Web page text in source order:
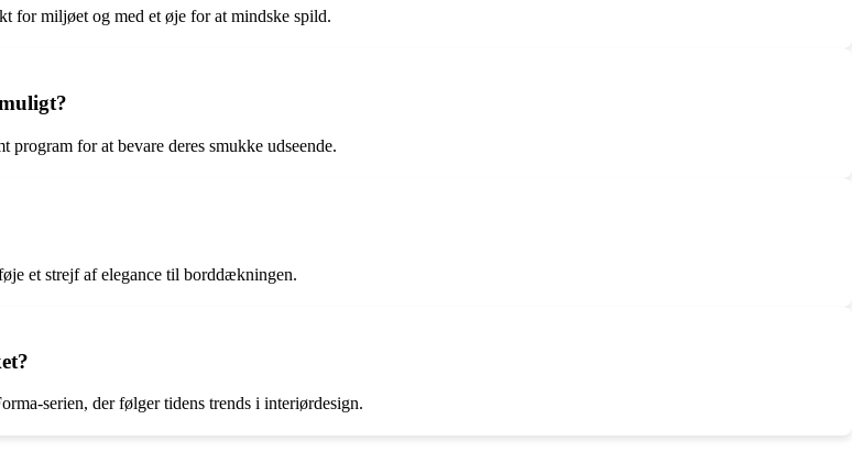
for miljøet og med et øje for at mindske spild.
for at bevare deres smukke udseende.
et strejf af elegance til borddækningen.
serien, der følger tidens trends i interiørdesign.